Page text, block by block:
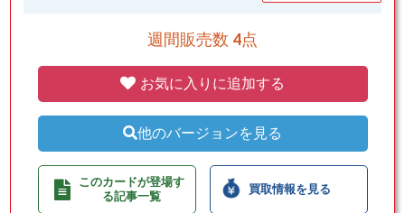
週間販売数 4点
お気に入りに追加する
他のバージョンを見る
このカードが登場す
る記事一覧
買取情報を見る